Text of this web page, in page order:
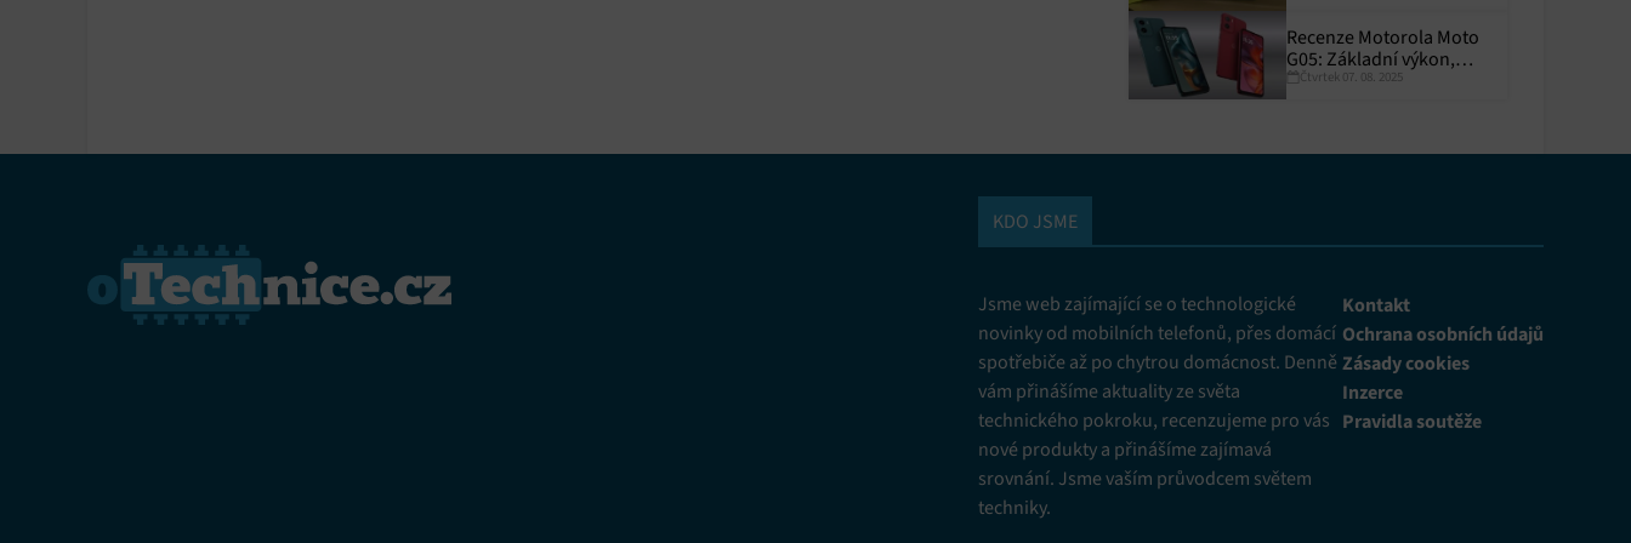
Recenze Motorola Moto
G05: Základní výkon,
skvělá výdrž
Čtvrtek 07. 08. 2025
KDO JSME
Jsme web zajímající se o technologické
novinky od mobilních telefonů, přes domácí
spotřebiče až po chytrou domácnost. Denně
vám přinášíme aktuality ze světa
technického pokroku, recenzujeme pro vás
nové produkty a přinášíme zajímavá
srovnání. Jsme vaším průvodcem světem
techniky.
Kontakt
Ochrana osobních údajů
Zásady cookies
Inzerce
Pravidla soutěže